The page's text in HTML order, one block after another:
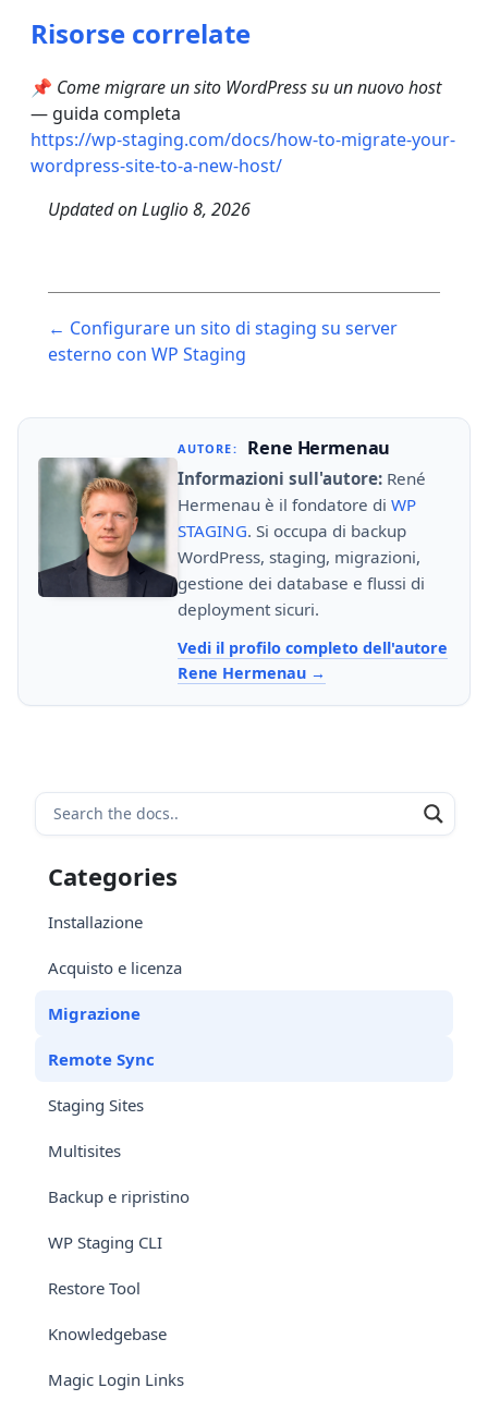
Risorse correlate
📌 Come migrare un sito WordPress su un nuovo host
— guida completa
https://wp-staging.com/docs/how-to-migrate-your-
wordpress-site-to-a-new-host/
Updated onLuglio 8, 2026
navigation
← Configurare un sito di staging su server
esterno con WP Staging
AUTORE: Rene Hermenau
Informazioni sull'autore: René
Hermenau è il fondatore di WP
STAGING. Si occupa di backup
WordPress, staging, migrazioni,
gestione dei database e flussi di
deployment sicuri.
Vedi il profilo completo dell'autore
Rene Hermenau
Categories
Installazione
Acquisto e licenza
Migrazione
Remote Sync
Staging Sites
Multisites
Backup e ripristino
WP Staging CLI
Restore Tool
Knowledgebase
Magic Login Links